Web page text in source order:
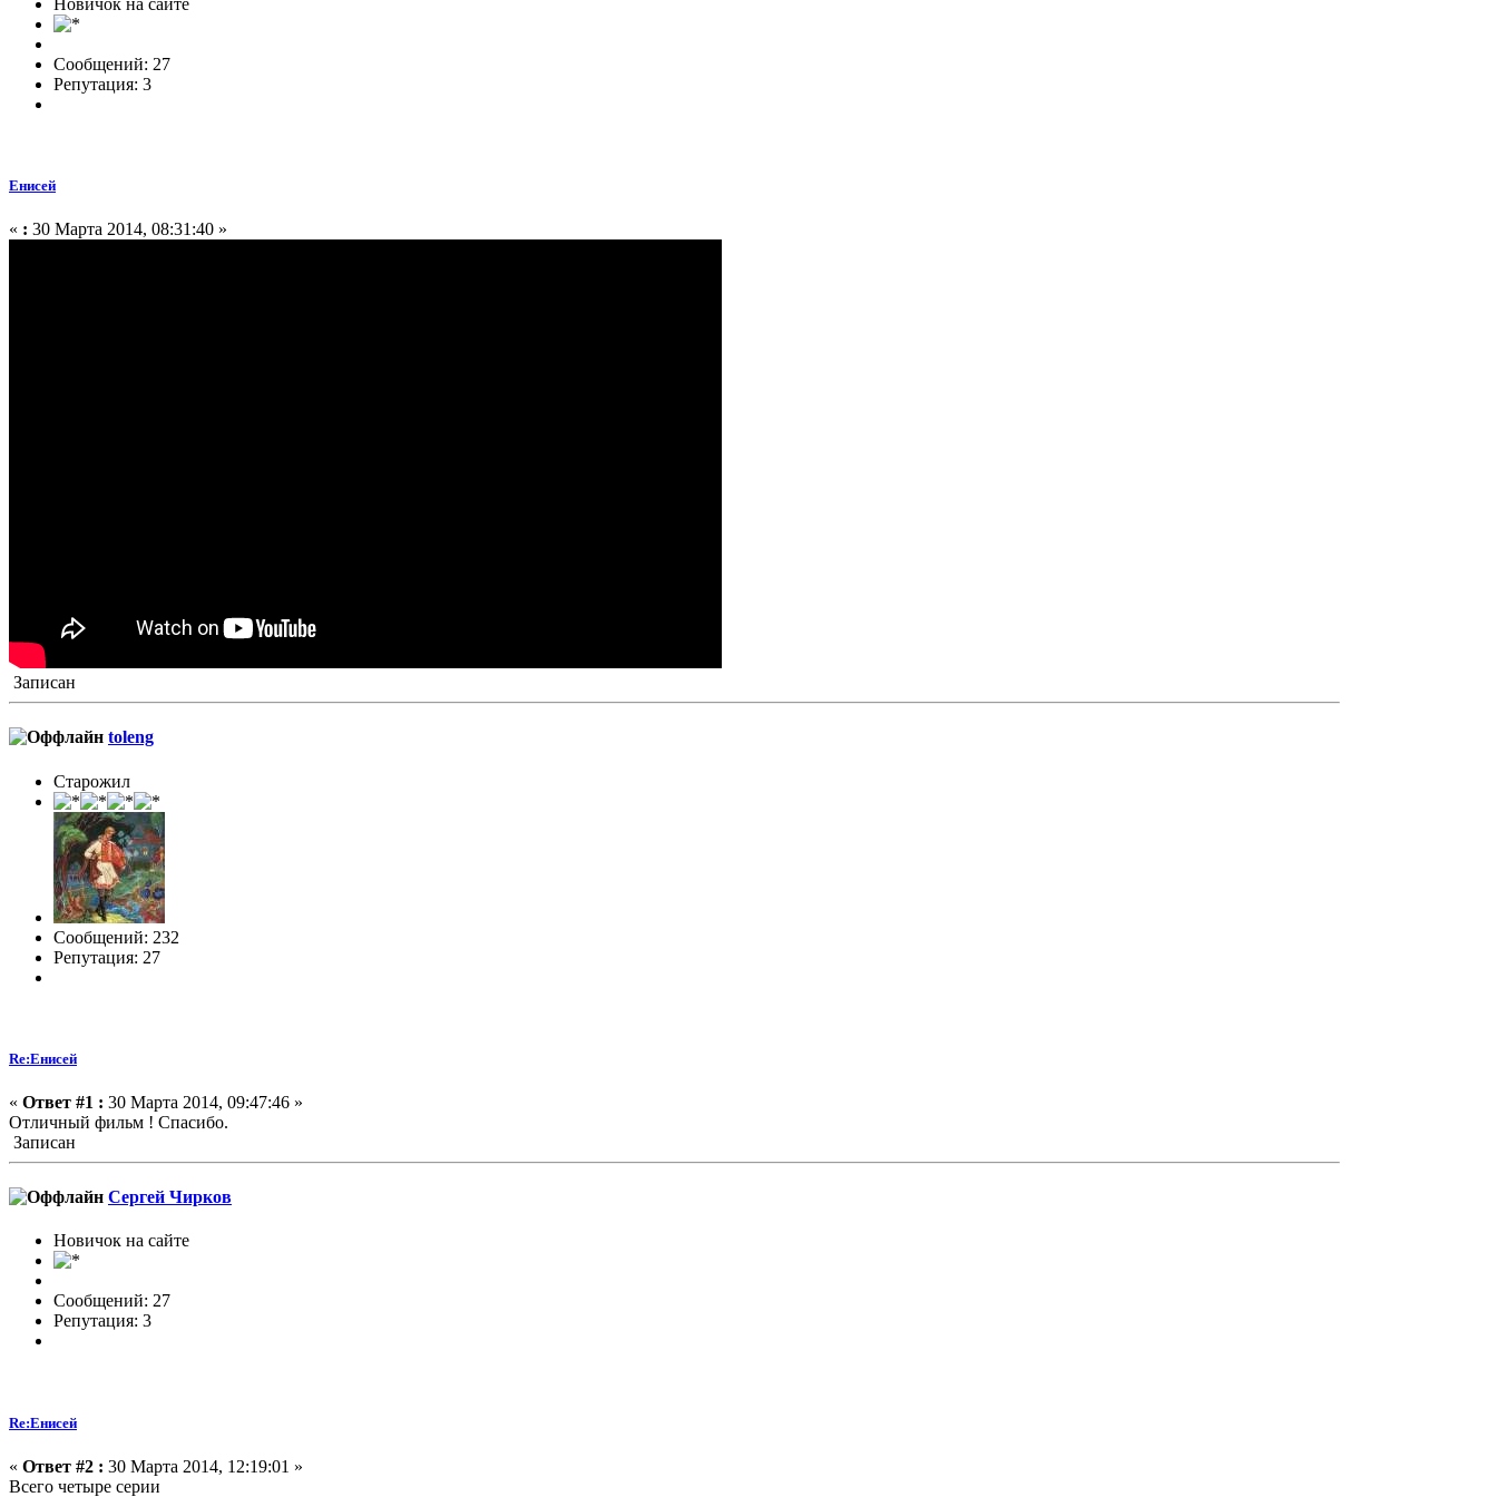
Сообщений: 27
Репутация: 3
Енисей
« : 30 Марта 2014, 08:31:40 »
Записан
toleng
Старожил
Сообщений: 232
Репутация: 27
Re:Енисей
« Ответ #1 : 30 Марта 2014, 09:47:46 »
Отличный фильм ! Спасибо.
Записан
Сергей Чирков
Новичок на сайте
Сообщений: 27
Репутация: 3
Re:Енисей
« Ответ #2 : 30 Марта 2014, 12:19:01 »
Всего четыре серии